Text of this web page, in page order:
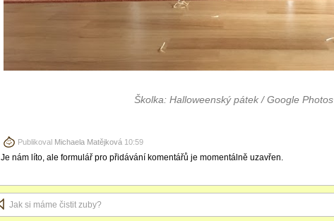
Školka: Halloweenský pátek / Google Photos
Publikoval Michaela Matějková10:59
Je nám líto, ale formulář pro přidávání komentářů je momentálně uzavřen.
Jak si máme čistit zuby?